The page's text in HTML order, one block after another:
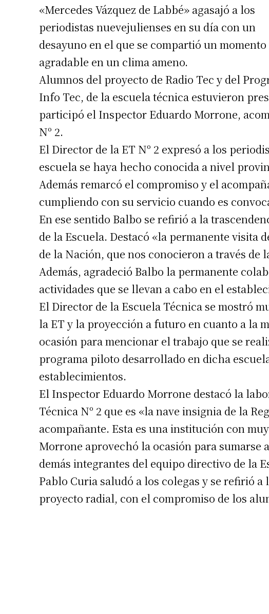
«Mercedes Vázquez de Labbé» agasajó a los
periodistas nuevejulienses en su día con un
desayuno en el que se compartió un
agradable en un clima ameno.
Alumnos del proyecto de Radio Tec y del
Info Tec, de la escuela técnica estuvieron
participó el Inspector Eduardo Morrone,
Nº 2.
El Director de la ET Nº 2 expresó a los
escuela se haya hecho conocida a nivel
Además remarcó el compromiso y el
cumpliendo con su servicio cuando es
En ese sentido Balbo se refirió a la
de la Escuela. Destacó «la permanente visita
de la Nación, que nos conocieron a través de
Además, agradeció Balbo la permanente
actividades que se llevan a cabo en el
El Director de la Escuela Técnica se mostró
la ET y la proyección a futuro en cuanto a la
ocasión para mencionar el trabajo que se
programa piloto desarrollado en dicha
establecimientos.
El Inspector Eduardo Morrone destacó la
Técnica Nº 2 que es «la nave insignia de la
acompañante. Esta es una institución con
Morrone aprovechó la ocasión para sumarse
demás integrantes del equipo directivo de la
Pablo Curia saludó a los colegas y se refirió
proyecto radial, con el compromiso de los